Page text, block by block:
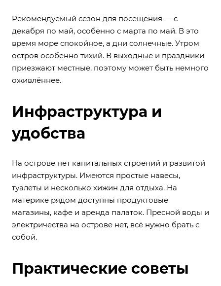
Рекомендуемый сезон для посещения — с
декабря по май, особенно с марта по май. В это
время море спокойное, а дни солнечные. Утром
остров особенно тихий. В выходные и праздники
приезжают местные, поэтому может быть немного
оживлённее.
Инфраструктура и
удобства
На острове нет капитальных строений и развитой
инфраструктуры. Имеются простые навесы,
туалеты и несколько хижин для отдыха. На
материке рядом доступны продуктовые
магазины, кафе и аренда палаток. Пресной воды и
электричества на острове нет, всё нужно брать с
собой.
Практические советы